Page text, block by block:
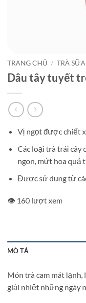
TRANG CHỦ / TRÀ SỮA
Dâu tây tuyết
Vị ngọt được chiết
Các loại trà trái cây
ngon, mứt hoa quả
Được sử dụng từ
👁️ 160 lượt xem
MÔ TẢ
Món trà cam mát lạnh,
giải nhiệt những ngày